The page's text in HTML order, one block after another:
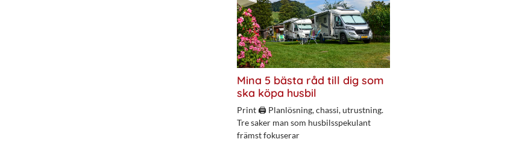
Mina 5 bästa råd till dig som
ska köpa husbil
Print 🖨 Planlösning, chassi, utrustning.
Tre saker man som husbilsspekulant
främst fokuserar